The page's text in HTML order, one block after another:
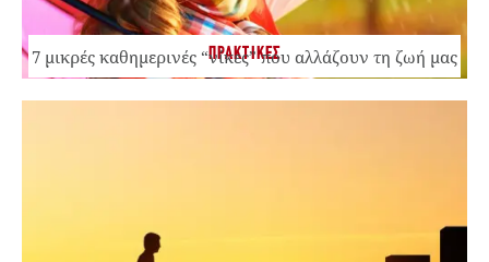
ΠΡΑΚΤΙΚΕΣ
7 μικρές καθημερινές “νίκες” που αλλάζουν τη ζωή μας